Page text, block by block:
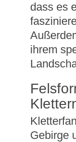
dass es
ihrem
Gebirge